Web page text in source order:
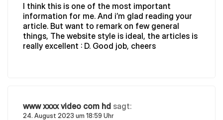
I think this is one of the most important
information for me. And i’m glad reading your
article. But want to remark on few general
things, The website style is ideal, the articles is
really excellent : D. Good job, cheers
www xxxx video com hd sagt:
24. August 2023 um 18:59 Uhr